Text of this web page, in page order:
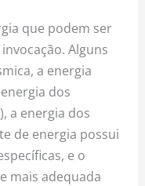
que podem ser
Alguns
a energia
dos
a energia dos
de energia possui
e o
mais adequada